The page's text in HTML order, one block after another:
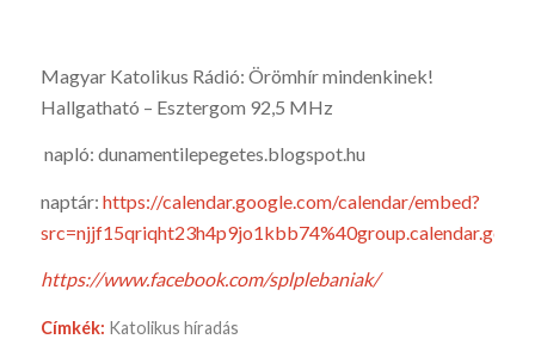
Magyar Katolikus Rádió: Örömhír mindenkinek!
Hallgatható – Esztergom 92,5 MHz
napló: dunamentilepegetes.blogspot.hu
naptár: https://calendar.google.com/calendar/embed?
https://www.facebook.com/splplebaniak/
Címkék: Katolikus híradás